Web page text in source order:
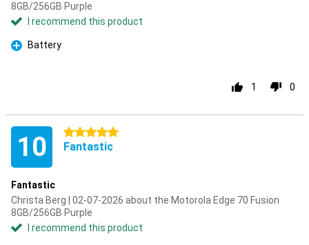
8GB/256GB Purple
I recommend this product
Pro
Battery
1 0
10 5 stars
Fantastic
Fantastic
Christa Berg | 02-07-2026 about the Motorola Edge 70 Fusion
8GB/256GB Purple
I recommend this product